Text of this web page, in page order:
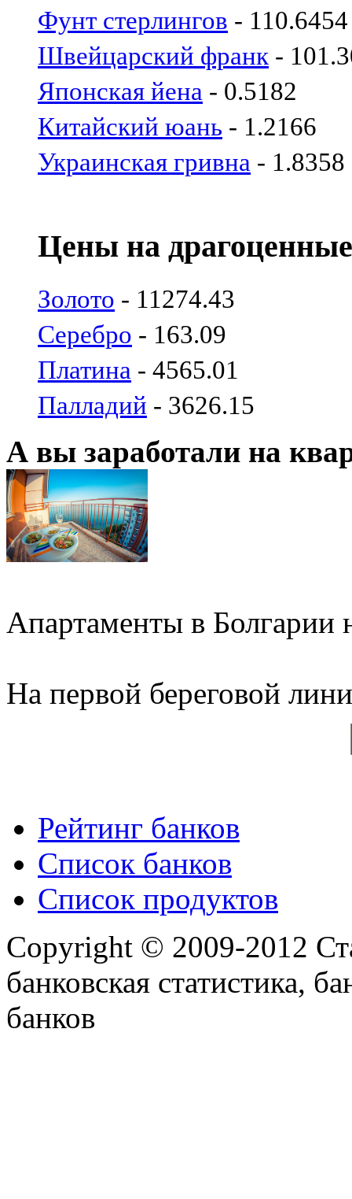
Фунт стерлингов - 110.6454
Швейцарский франк -
Японская йена - 0.5182
Китайский юань - 1.2166
Украинская гривна - 1.8358
Цены на
Золото - 11274.43
Серебро - 163.09
Платина - 4565.01
Палладий - 3626.15
А вы заработали на
Апартаменты в Болгарии
На первой береговой
Рейтинг банков
Список банков
Список продуктов
Copyright © 2009-2012
банковская статистика,
банков